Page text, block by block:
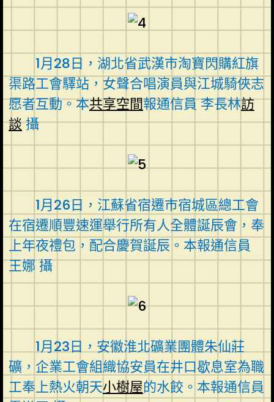
1月28日，湖北省武漢市淘寶閃購紅旗
渠路工會驛站，女聲合唱演員與江城騎俠志
愿者互動。本共享空間報通信員 李長林訪
談攝
1月26日，江蘇省宿遷市宿城區總工會
在宿遷順豐速運舉行所有人全體誕辰會，奉
上年夜禮包，配合慶賀誕辰。本報通信員
王娜 攝
1月23日，安徽淮北礦業團體朱仙莊
礦，企業工會組織協安員在井口歇息室為職
工奉上熱火朝天小樹屋的水餃。本報通信員